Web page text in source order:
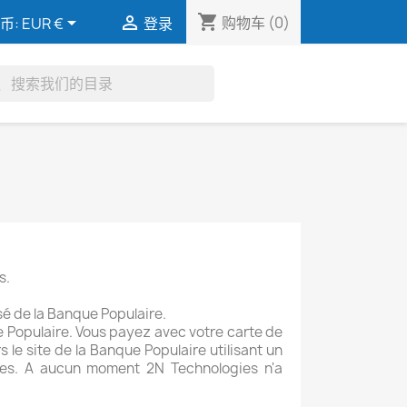
: EUR €  登录 shopping_cart 购物车 (0)
de la Banque Populaire.
Vous payez avec votre carte de
site de la Banque Populaire utilisant un
A aucun moment 2N Technologies n'a